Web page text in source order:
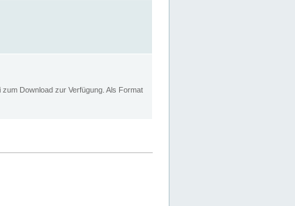
Download zur Verfügung. Als Format